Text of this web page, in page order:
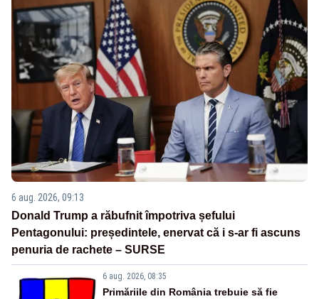
6 aug. 2026, 09:13
Donald Trump a răbufnit împotriva șefului
Pentagonului: președintele, enervat că i s-ar fi ascuns
penuria de rachete – SURSE
6 aug. 2026, 08:35
Primăriile din România trebuie să fie